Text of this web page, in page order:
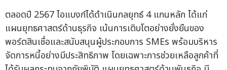
ตลอดปี 2567 ไอแบงก์ได้ดำเนินกลยุทธ์ 4 แกนหลัก ได้แก่
แผนยุทธศาสตร์ด้านธุรกิจ เน้นการเติบโตอย่างยั่งยืนของ
พอร์ตสินเชื่อและสนับสนุนผู้ประกอบการ SMEs พร้อมบริหาร
จัดการหนี้อย่างมีประสิทธิภาพ โดยเฉพาะการช่วยเหลือลูกค้าที่